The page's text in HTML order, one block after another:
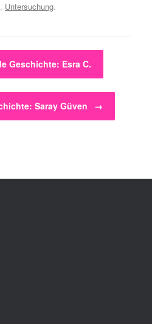
, Untersuchung.
Geschichte: Esra C.
Saray Güven →